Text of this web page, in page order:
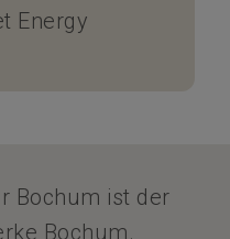
Energy
Bochum ist der
Bochum.